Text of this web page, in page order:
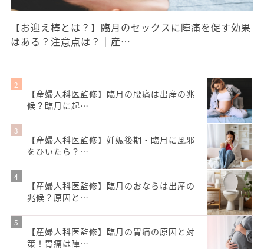
【お迎え棒とは？】臨月のセックスに陣痛を促す効果
はある？注意点は？｜産…
【産婦人科医監修】臨月の腰痛は出産の兆
候？臨月に起…
【産婦人科医監修】妊娠後期・臨月に風邪
をひいたら？…
【産婦人科医監修】臨月のおならは出産の
兆候？原因と…
【産婦人科医監修】臨月の胃痛の原因と対
策！胃痛は陣…